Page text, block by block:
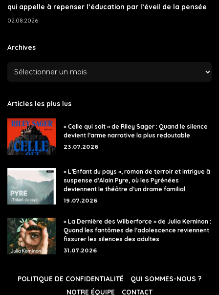
qui appelle à repenser l’éducation par l’éveil de la pensée
02.08.2026
Archives
Articles les plus lus
« Celle qui sait » de Riley Sager : Quand le silence
devient l’arme narrative la plus redoutable
23.07.2026
« L’Enfant du pays », roman de terroir et intrigue à
suspense d’Alain Pyre, où les Pyrénées
deviennent le théâtre d’un drame familial
19.07.2026
« La Dernière des Wilberforce » de Julia Kerninon :
Quand les fantômes de l’adolescence reviennent
fissurer les silences des adultes
31.07.2026
POLITIQUE DE CONFIDENTIALITÉ
QUI SOMMES-NOUS ?
NOTRE ÉQUIPE
CONTACT